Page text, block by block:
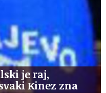
je raj,
Kinez zna